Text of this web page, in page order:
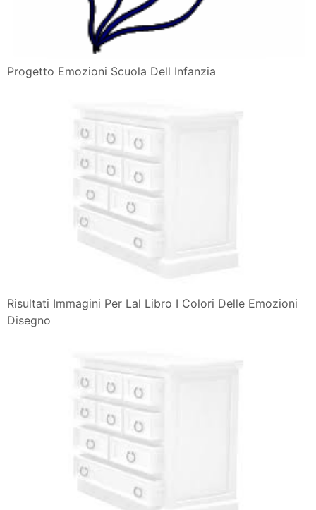
Progetto Emozioni Scuola Dell Infanzia
Risultati Immagini Per Lal Libro I Colori Delle Emozioni
Disegno